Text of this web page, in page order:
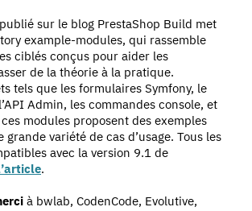
sur le blog PrestaShop Build met
example-modules, qui rassemble
ciblés conçus pour aider les
de la théorie à la pratique.
tels que les formulaires Symfony, le
Admin, les commandes console, et
modules proposent des exemples
variété de cas d’usage. Tous les
avec la version 9.1 de
.
à bwlab, CodenCode, Evolutive,